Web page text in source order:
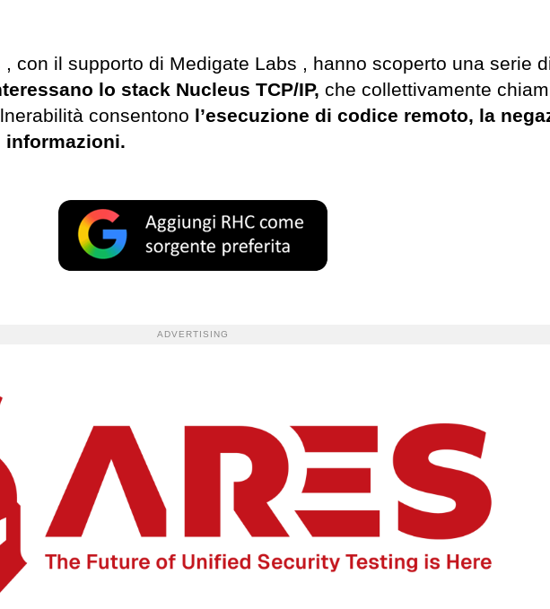
, con il supporto di Medigate Labs , hanno scoperto una serie
lo stack Nucleus TCP/IP, che collettivamente
consentono l’esecuzione di codice remoto, la
informazioni.
ADVERTISING